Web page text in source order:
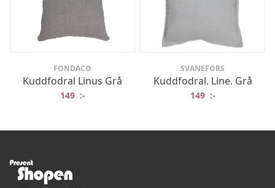
FONDACO
Kuddfodral Linus Grå
149 :-
SVANEFORS
Kuddfodral. Line. Grå
149 :-